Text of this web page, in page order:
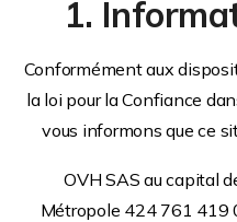
1.
Conformément aux
la loi pour la Confiance
vous informons que ce
OVH SAS au capital
Métropole 424 761 419